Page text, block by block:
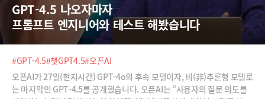
GPT-4.5 나오자마자
프롬프트 엔지니어와 테스트 해봤습니다
#GPT-4.5#챗GPT4.5#오픈AI
오픈AI가 27일(현지시간) GPT-4o의 후속 모델이자, 비(非)추론형 모델로
는 마지막인 GPT-4.5를 공개했습니다. 오픈AI는 “사용자의 질문 의도를